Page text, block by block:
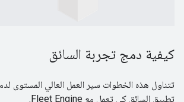
كيفية دمج تجربة السائق
تطبيق السائق كي تعمل مع Fleet Engine.